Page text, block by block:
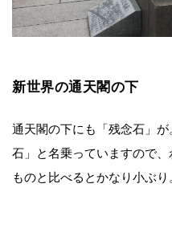
新世界の通天閣の下
通天閣の下にも「残念石」
石」と名乗っていますので
ものと比べるとかなり小ぶり